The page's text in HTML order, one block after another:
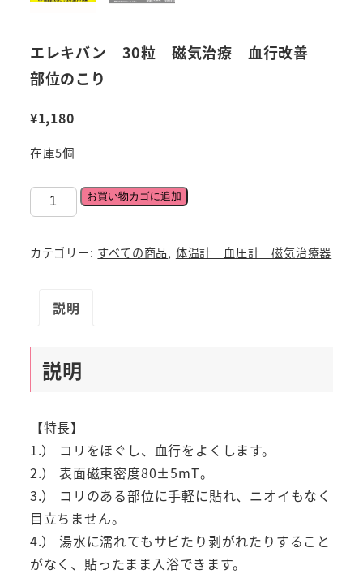
エレキバン 30粒 磁気治療 血行改善
部位のこり
¥1,180
在庫5個
レ
療
血
行
改
善
部
位
お買い物カゴに追加
カテゴリー: すべての商品, 体温計 血圧計 磁気治療器
説明
説明
【特長】
1.） コリをほぐし、血行をよくします。
2.） 表面磁束密度80±5mT。
3.） コリのある部位に手軽に貼れ、ニオイもなく
目立ちません。
4.） 湯水に濡れてもサビたり剥がれたりすること
がなく、貼ったまま入浴できます。